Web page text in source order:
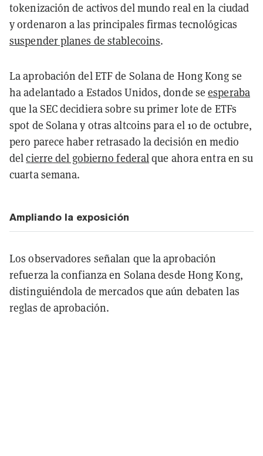
tokenización de activos del mundo real en la ciudad
y ordenaron a las principales firmas tecnológicas
suspender planes de stablecoins.
La aprobación del ETF de Solana de Hong Kong se
ha adelantado a Estados Unidos, donde seesperaba
que la SEC decidiera sobre su primer lote de ETFs
spot de Solana y otras altcoins para el 10 de octubre,
pero parece haber retrasado la decisión en medio
delcierre del gobierno federalque ahora entra en su
cuarta semana.
Ampliando la exposición
Los observadores señalan que la aprobación
refuerza la confianza en Solana desde Hong Kong,
distinguiéndola de mercados que aún debaten las
reglas de aprobación.